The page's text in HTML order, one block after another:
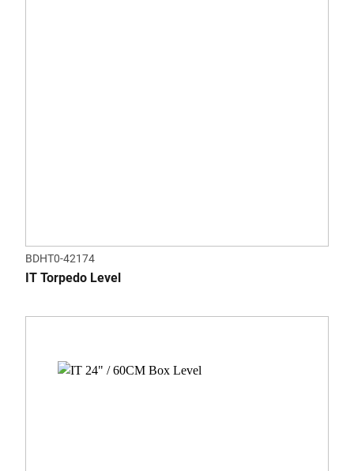
BDHT0-42174
IT Torpedo Level